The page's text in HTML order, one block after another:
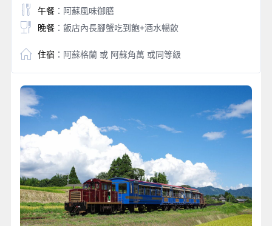
午餐：阿蘇風味御膳
晚餐：飯店內長腳蟹吃到飽+酒水暢飲
住宿 ：阿蘇格蘭 或 阿蘇角萬 或同等級